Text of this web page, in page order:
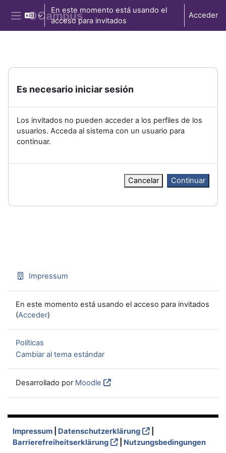
Salta al contenido principal
Panel lateral
En este momento está usando el
acceso para invitados
Acceder
Es necesario iniciar sesión
Los invitados no pueden acceder a los perfiles de los
usuarios. Acceda al sistema con un usuario para
continuar.
Cancelar Continuar
Impressum
En este momento está usando el acceso para invitados
(Acceder)
Políticas
Cambiar al tema estándar
Desarrollado por Moodle
Impressum Datenschutzerklärung
Barrierefreiheitserklärung
Nutzungsbedingungen